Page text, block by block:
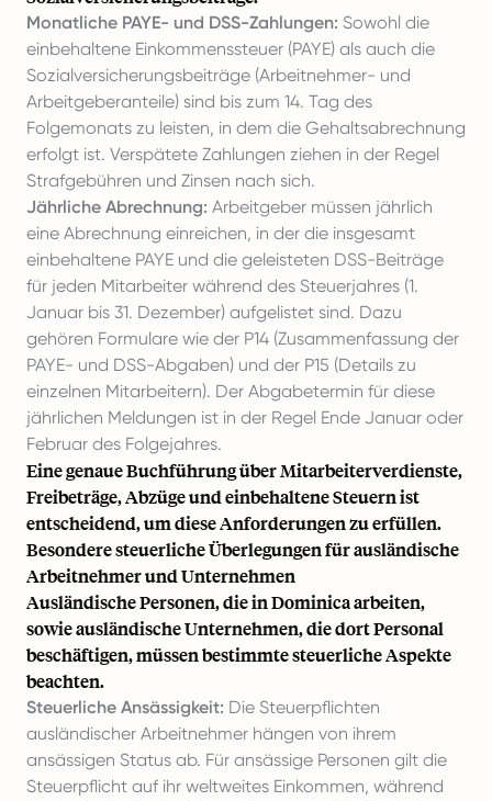
Monatliche PAYE- und DSS-Zahlungen: Sowohl die
einbehaltene Einkommenssteuer (PAYE) als auch die
Sozialversicherungsbeiträge (Arbeitnehmer- und
Arbeitgeberanteile) sind bis zum 14. Tag des
Folgemonats zu leisten, in dem die Gehaltsabrechnung
erfolgt ist. Verspätete Zahlungen ziehen in der Regel
Strafgebühren und Zinsen nach sich.
Jährliche Abrechnung: Arbeitgeber müssen jährlich
eine Abrechnung einreichen, in der die insgesamt
einbehaltene PAYE und die geleisteten DSS-Beiträge
für jeden Mitarbeiter während des Steuerjahres (1.
Januar bis 31. Dezember) aufgelistet sind. Dazu
gehören Formulare wie der P14 (Zusammenfassung der
PAYE- und DSS-Abgaben) und der P15 (Details zu
einzelnen Mitarbeitern). Der Abgabetermin für diese
jährlichen Meldungen ist in der Regel Ende Januar oder
Februar des Folgejahres.
Eine genaue Buchführung über Mitarbeiterverdienste,
Freibeträge, Abzüge und einbehaltene Steuern ist
entscheidend, um diese Anforderungen zu erfüllen.
Besondere steuerliche Überlegungen für ausländische
Arbeitnehmer und Unternehmen
Ausländische Personen, die in Dominica arbeiten,
sowie ausländische Unternehmen, die dort Personal
beschäftigen, müssen bestimmte steuerliche Aspekte
beachten.
Steuerliche Ansässigkeit: Die Steuerpflichten
ausländischer Arbeitnehmer hängen von ihrem
ansässigen Status ab. Für ansässige Personen gilt die
Steuerpflicht auf ihr weltweites Einkommen, während